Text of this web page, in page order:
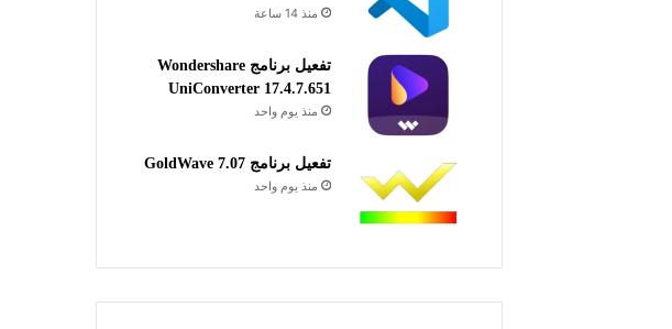
منذ 14 ساعة
تفعيل برنامج Wondershare
UniConverter 17.4.7.651
منذ يوم واحد
تفعيل برنامج GoldWave 7.07
منذ يوم واحد